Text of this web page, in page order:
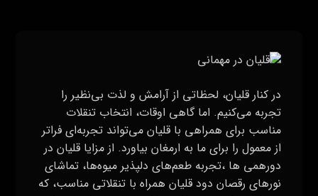
در کنار قلیان، لحظاتی از آرامش و لذت بی‌نظیر را
تجربه می‌کنیم. اما گاهی اوقات، انتخاب تنقلات
مناسب برای همراهی با قلیان می‌تواند تجربه‌ای فراتر
از معمول را برای ما به ارمغان بیاورد. از مزایا قلیان در
دورهمی ها ،تجربه طعم‌های دلپذیر میوه‌ها، تماشای
نورهای رقصان دود قلیان همراه با تنقلاتی مناسب، که